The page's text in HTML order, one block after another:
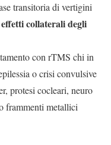
transitoria di vertigini
collaterali degli
con rTMS chi in
o crisi convulsive
protesi cocleari, neuro
frammenti metallici